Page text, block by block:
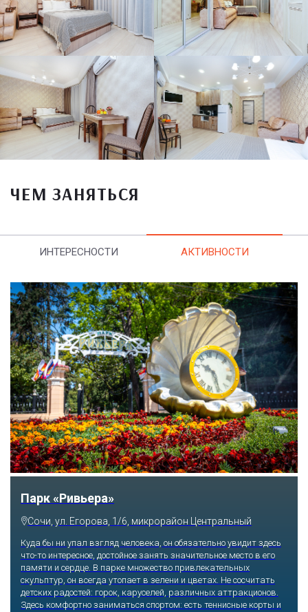
ЧЕМ ЗАНЯТЬСЯ
ИНТЕРЕСНОСТИ АКТИВНОСТИ
Аквапарк «АКВАЛОО»
Сочи, ул. Декабристов, 78б
Градусы веселья в любое время года повысят экстремальные
горки, анимационные программы и пенные дискотеки. Добавят
жару SPA-зоны с джакузи и саунами, баня с эффектом соляной
комнаты. Никто не откажется поплавать в бассейнах с теплой
морской водой, испытать эффект гидромассажных водопадов.
Малыши могут безопасно плескаться в детском бассейне.